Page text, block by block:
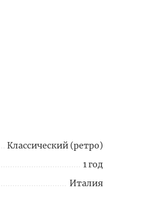
Классический (ретро)
1 год
Италия